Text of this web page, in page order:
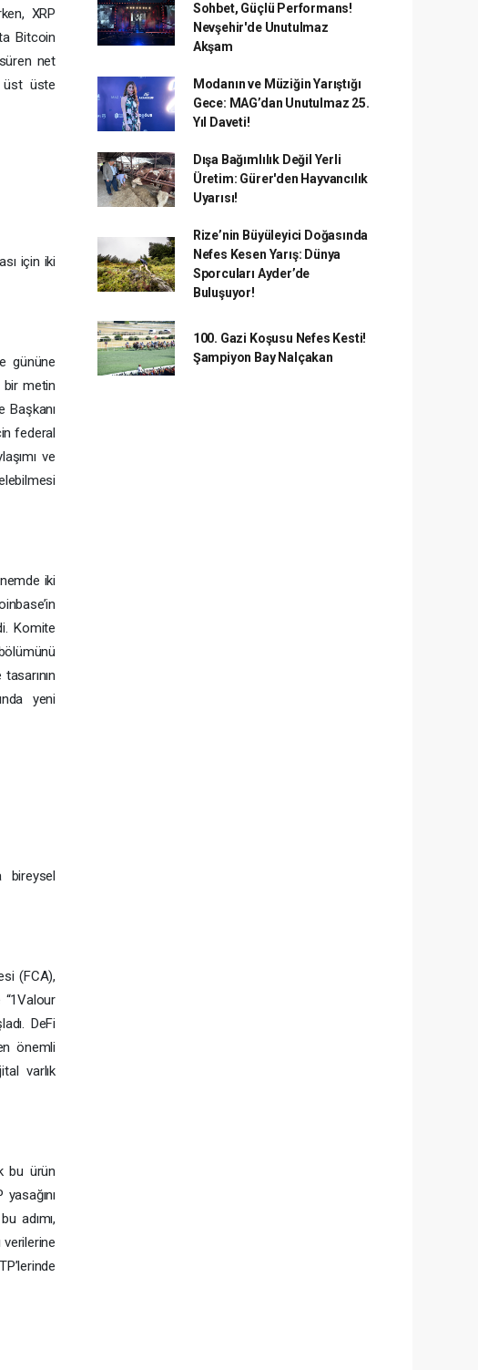
XRP
Bitcoin
net
üst üste
için iki
gününe
bir metin
Başkanı
federal
ve
iki
Komite
yeni
bireysel
(FCA),
“1Valour
DeFi
önemli
varlık
bu ürün
adımı,
verilerine
Sohbet, Güçlü Performans!
Nevşehir'de Unutulmaz
Akşam
Modanın ve Müziğin Yarıştığı
Gece: MAG’dan Unutulmaz 25.
Yıl Daveti!
Dışa Bağımlılık Değil Yerli
Üretim: Gürer'den Hayvancılık
Uyarısı!
Rize’nin Büyüleyici Doğasında
Nefes Kesen Yarış: Dünya
Sporcuları Ayder’de
Buluşuyor!
100. Gazi Koşusu Nefes Kesti!
Şampiyon Bay Nalçakan